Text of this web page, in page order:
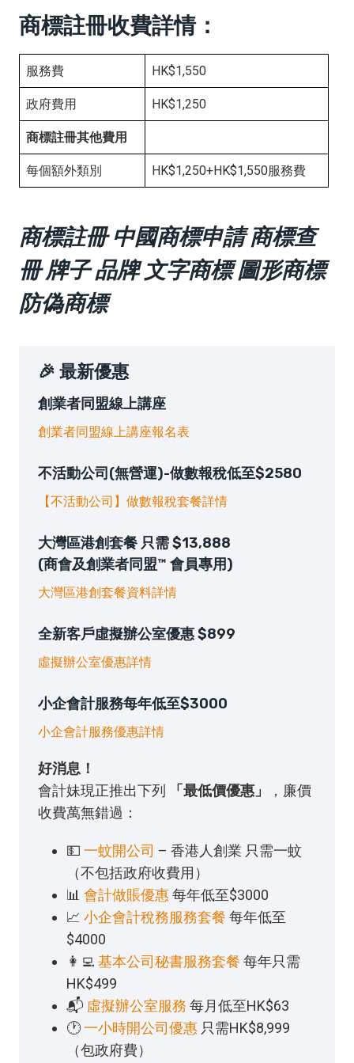
商標註冊收費詳情：
服務費 HK$1,550
政府費用 HK$1,250
商標註冊其他費用
每個額外類別 HK$1,250+HK$1,550服務費
商標註冊 中國商標申請 商標查
冊 牌子 品牌 文字商標 圖形商標
防偽商標
🎉 最新優惠
創業者同盟線上講座
創業者同盟線上講座報名表
不活動公司(無營運)-做數報稅低至$2580
【不活動公司】做數報稅套餐詳情
大灣區港創套餐 只需 $13,888
(商會及創業者同盟™ 會員專用)
大灣區港創套餐資料詳情
全新客戶虛擬辦公室優惠 $899
虛擬辦公室優惠詳情
小企會計服務每年低至$3000
小企會計服務優惠詳情
好消息！
會計妹現正推出下列
「最低價優惠」
，廉價
收費萬無錯過：
💵 一蚊開公司 – 香港人創業 只需一蚊
（不包括政府收費用）
📊 會計做賬優惠每年低至$3000
📈 小企會計稅務服務套餐 每年低至
$4000
👩‍💻 基本公司秘書服務套餐 每年只需
HK$499
📬 虛擬辦公室服務 每月低至HK$63
🕐一小時開公司優惠 只需HK$8,999
（包政府費）